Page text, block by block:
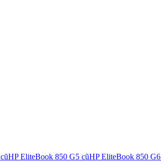
cũHP EliteBook 850 G5 cũHP EliteBook 850 G6